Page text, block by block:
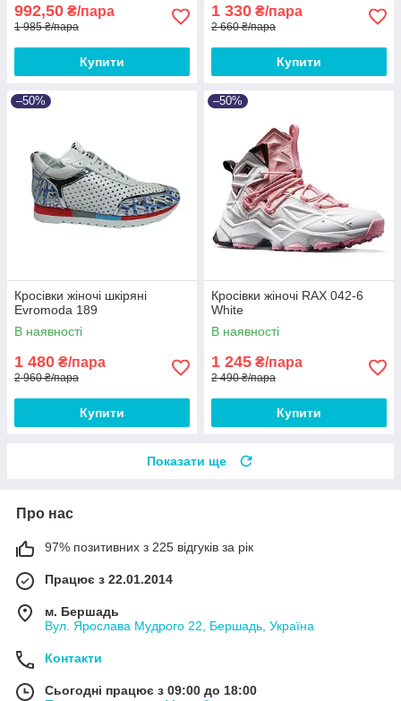
992,50 ₴/пара
1 985 ₴/пара
Купити
1 330 ₴/пара
2 660 ₴/пара
Купити
–50%
Кросівки жіночі шкіряні
Evromoda 189
В наявності
1 480 ₴/пара
2 960 ₴/пара
Купити
–50%
Кросівки жіночі RAX 042-6
White
В наявності
1 245 ₴/пара
2 490 ₴/пара
Купити
Показати ще
Про нас
97% позитивних з 225 відгуків за рік
Працює з 22.01.2014
м. Бершадь
Вул. Ярослава Мудрого 22, Бершадь, Україна
Контакти
Сьогодні працює з 09:00 до 18:00